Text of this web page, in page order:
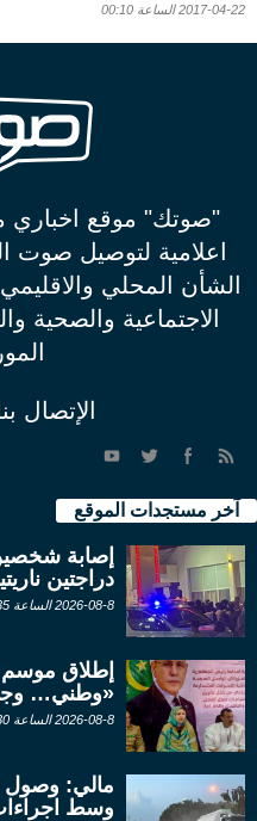
2017-04-22 الساعة 00:10
"صوتك" موقع اخباري
اعلامية لتوصيل صوت
الشأن المحلي
الاجتماعية والصحية
الإتصال
آخر مستجدات الموقع
إصابة
دراجتين
2026-08-8 الساعة 21:35
إطلاق
«وطني…
2026-08-8 الساعة 21:30
وسط